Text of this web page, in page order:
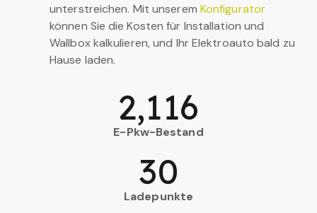
unterstreichen. Mit unserem Konfigurator
können Sie die Kosten für Installation und
Wallbox kalkulieren, und Ihr Elektroauto bald zu
Hause laden.
E-Pkw-Bestand
2,116
Ladepunkte
30